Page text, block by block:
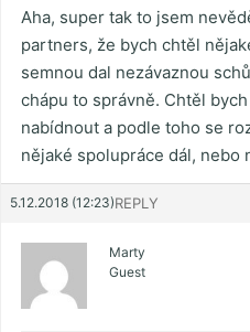
Aha, super tak to jsem
partners, že bych chtěl
semnou dal nezávaznou
chápu to správně. Chtěl
nabídnout a podle toho se
nějaké spolupráce dál, nebo
5.12.2018 (12:23)REPLY
Marty
Guest